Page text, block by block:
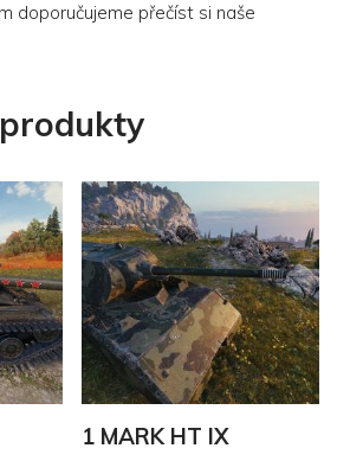
doporučujeme přečíst si naše
1 MARK HT IX